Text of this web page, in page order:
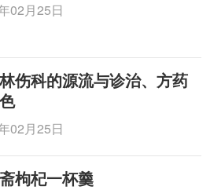
02月25日
伤科的源流与诊治、方药
02月25日
枸杞一杯羹